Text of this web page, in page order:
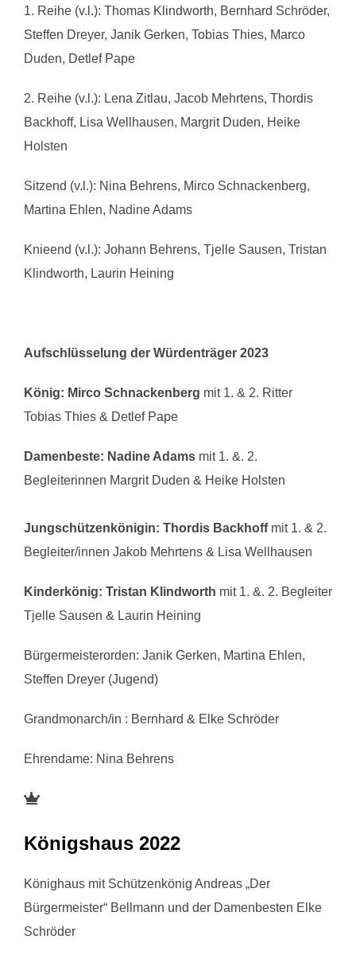
1. Reihe (v.l.): Thomas Klindworth, Bernhard Schröder,
Steffen Dreyer, Janik Gerken, Tobias Thies, Marco
Duden, Detlef Pape
2. Reihe (v.l.): Lena Zitlau, Jacob Mehrtens, Thordis
Backhoff, Lisa Wellhausen, Margrit Duden, Heike
Holsten
Sitzend (v.l.): Nina Behrens, Mirco Schnackenberg,
Martina Ehlen, Nadine Adams
Knieend (v.l.): Johann Behrens, Tjelle Sausen, Tristan
Klindworth, Laurin Heining
Aufschlüsselung der Würdenträger 2023
König: Mirco Schnackenberg mit 1. & 2. Ritter
Tobias Thies & Detlef Pape
Damenbeste: Nadine Adams mit 1. &. 2.
Begleiterinnen Margrit Duden & Heike Holsten
Jungschützenkönigin: Thordis Backhoffmit 1. & 2.
Begleiter/innen Jakob Mehrtens & Lisa Wellhausen
Kinderkönig: Tristan Klindworth mit 1. &. 2. Begleiter
Tjelle Sausen & Laurin Heining
Bürgermeisterorden: Janik Gerken, Martina Ehlen,
Steffen Dreyer (Jugend)
Grandmonarch/in : Bernhard & Elke Schröder
Ehrendame: Nina Behrens
Königshaus 2022
Könighaus mit Schützenkönig Andreas „Der
Bürgermeister“ Bellmann und der Damenbesten Elke
Schröder